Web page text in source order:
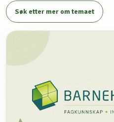
Søk etter mer om temaet